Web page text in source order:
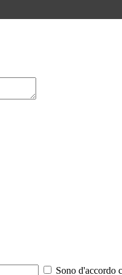
Sono d'accordo